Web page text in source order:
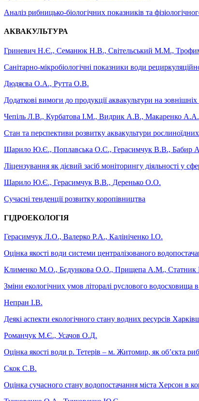
Аналіз рибницько-біологічних показників та
АКВАКУЛЬТУРА
Гриневич Н.Є., Семанюк Н.В., Світельський М.М.,
Санітарно-мікробіологічні показники води
Дюдяєва О.А., Рутта О.В.
Додаткові вимоги до продукції аквакультури на
Чепіль Л.В., Курбатова І.М., Видрик А.В., Макаренко А.А.
Стан та перспективи розвитку аквакультури рослиноїдних
Шарило Ю.Є., Поплавська О.С., Герасимчук В.В., Бабир
Ліцензування як дієвий засіб моніторингу діяльності у
Шарило Ю.Є., Герасимчук В.В., Деренько О.О.
Сучасні тенденції розвитку коропівництва
ГІДРОЕКОЛОГІЯ
Герасимчук Л.О., Валерко Р.А., Калініченко І.О.
Оцінка якості води системи централізованого
Клименко М.О., Бєдункова О.О., Прищепа А.М., Статник
Зміни екологічних умов літоралі руслового водосховища
Непран І.В.
Деякі аспекти екологічного стану водних ресурсів
Романчук М.Є., Усачов О.Д.
Оцінка якості води р. Тетерів – м. Житомир, як об’єкта
Скок С.В.
Оцінка сучасного стану водопостачання міста Херсон в